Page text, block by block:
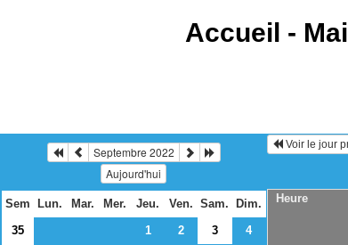
Accueil -
Septembre 2022
Aujourd'hui
Sem Lun. Mar. Mer. Jeu. Ven. Sam. Dim.
35
1 2 3
4
Voir le jour
Heure